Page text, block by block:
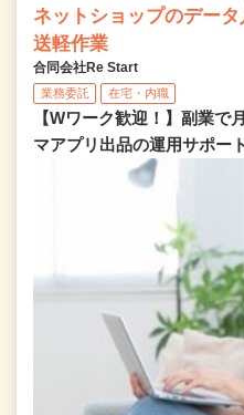
ネットショップのデー
送軽作業
合同会社Re Start
業務委託 在宅・内職
【Wワーク歓迎！】副業で
マアプリ出品の運用サポー